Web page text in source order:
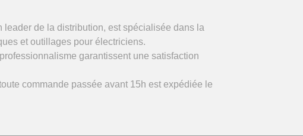
de la distribution, est spécialisée dans la
et outillages pour électriciens.
garantissent une satisfaction
commande passée avant 15h est expédiée le